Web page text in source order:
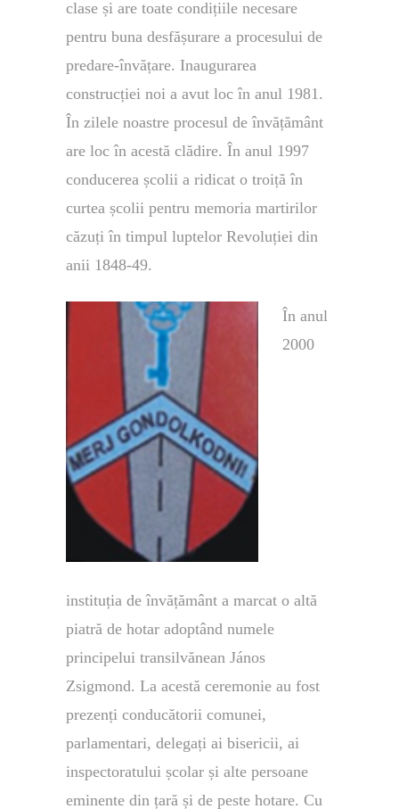
clase și are toate condițiile necesare
pentru buna desfășurare a procesului de
predare-învățare. Inaugurarea
construcției noi a avut loc în anul 1981.
În zilele noastre procesul de învățământ
are loc în acestă clădire. În anul 1997
conducerea școlii a ridicat o troiță în
curtea școlii pentru memoria martirilor
căzuți în timpul luptelor Revoluției din
anii 1848-49.
În anul
2000
instituția de învățământ a marcat o altă
piatră de hotar adoptând numele
principelui transilvănean János
Zsigmond. La acestă ceremonie au fost
prezenți conducătorii comunei,
parlamentari, delegați ai bisericii, ai
inspectoratului școlar și alte persoane
eminente din țară și de peste hotare. Cu